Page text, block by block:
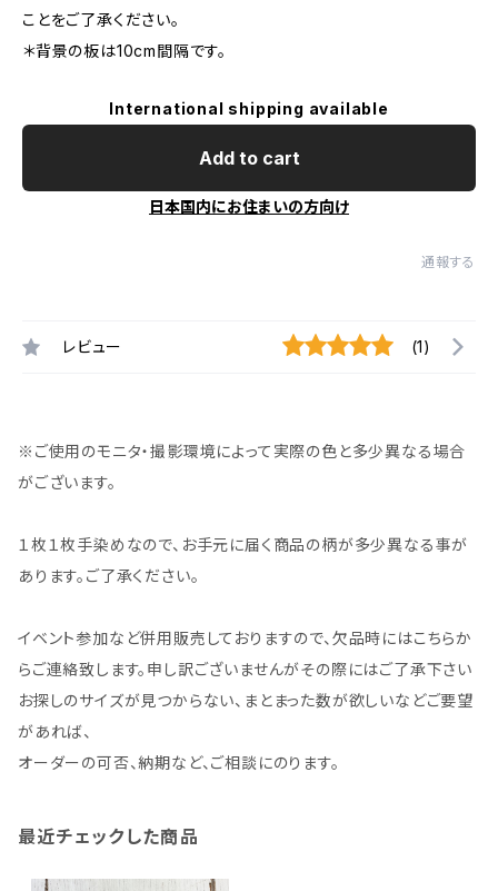
ことをご了承ください。
＊背景の板は10cm間隔です。
International shipping available
Add to cart
日本国内にお住まいの方向け
通報する
レビュー (1)
※ご使用のモニタ・撮影環境によって実際の色と多少異なる場合
がございます。
１枚１枚手染めなので、お手元に届く商品の柄が多少異なる事が
あります。ご了承ください。
イベント参加など併用販売しておりますので、欠品時にはこちらか
らご連絡致します。申し訳ございませんがその際にはご了承下さい
お探しのサイズが見つからない、まとまった数が欲しいなどご要望
があれば、
オーダーの可否、納期など、ご相談にのります。
最近チェックした商品